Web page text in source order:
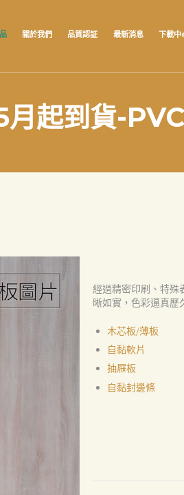
關於我們 品質認証 最新消息 下載中
起到貨-
經過精密印刷、特殊
晰如實，色彩逼真歷
木芯板/薄板
自黏軟片
抽屜板
自黏封邊條